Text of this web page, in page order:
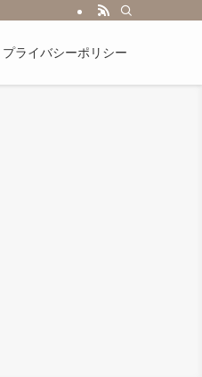
プライバシーポリシー